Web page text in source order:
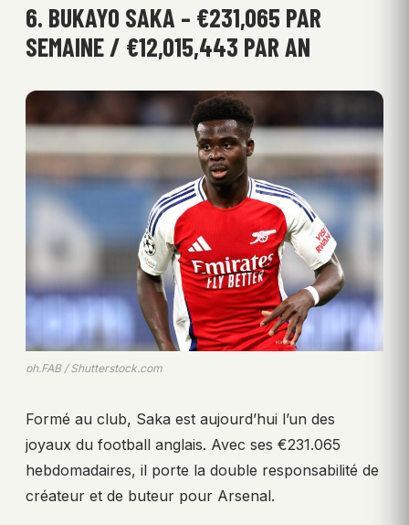
6. BUKAYO SAKA – €231,065 PAR
SEMAINE / €12,015,443 PAR AN
ph.FAB / Shutterstock.com
Formé au club, Saka est aujourd’hui l’un des
joyaux du football anglais. Avec ses €231.065
hebdomadaires, il porte la double responsabilité de
créateur et de buteur pour Arsenal.